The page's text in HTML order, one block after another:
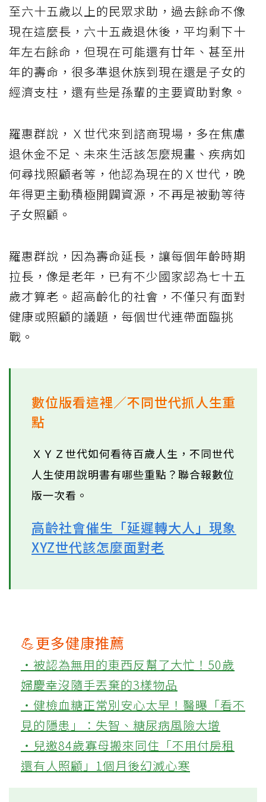
至六十五歲以上的民眾求助，過去餘命不像
現在這麼長，六十五歲退休後，平均剩下十
年左右餘命，但現在可能還有廿年、甚至卅
年的壽命，很多準退休族到現在還是子女的
經濟支柱，還有些是孫輩的主要資助對象。
羅惠群說，Ｘ世代來到諮商現場，多在焦慮
退休金不足、未來生活該怎麼規畫、疾病如
何尋找照顧者等，他認為現在的Ｘ世代，晚
年得更主動積極開闢資源，不再是被動等待
子女照顧。
羅惠群說，因為壽命延長，讓每個年齡時期
拉長，像是老年，已有不少國家認為七十五
歲才算老。超高齡化的社會，不僅只有面對
健康或照顧的議題，每個世代連帶面臨挑
戰。
數位版看這裡／不同世代抓人生重
點
ＸＹＺ世代如何看待百歲人生，不同世代
人生使用說明書有哪些重點？聯合報數位
版一次看。
高齡社會催生「延遲轉大人」現象
XYZ世代該怎麼面對老
💪更多健康推薦
‧被認為無用的東西反幫了大忙！50歲
婦慶幸沒隨手丟棄的3樣物品
‧健檢血糖正常別安心太早！醫曝「看不
見的隱患」：失智、糖尿病風險大增
‧兒邀84歲寡母搬來同住「不用付房租
還有人照顧」1個月後幻滅心寒